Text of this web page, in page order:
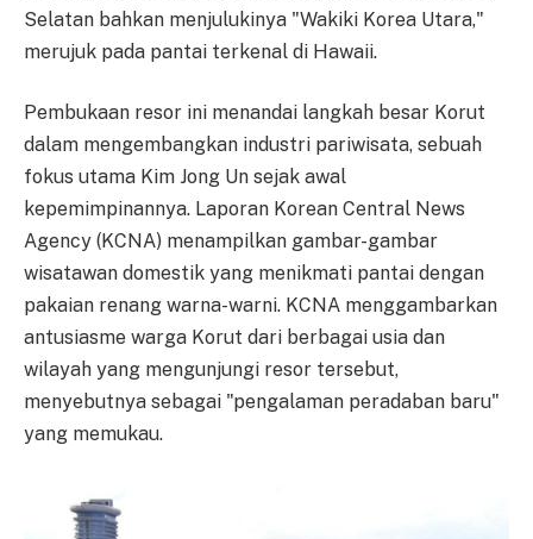
Selatan bahkan menjulukinya "Wakiki Korea Utara,"
merujuk pada pantai terkenal di Hawaii.
Pembukaan resor ini menandai langkah besar Korut
dalam mengembangkan industri pariwisata, sebuah
fokus utama Kim Jong Un sejak awal
kepemimpinannya. Laporan Korean Central News
Agency (KCNA) menampilkan gambar-gambar
wisatawan domestik yang menikmati pantai dengan
pakaian renang warna-warni. KCNA menggambarkan
antusiasme warga Korut dari berbagai usia dan
wilayah yang mengunjungi resor tersebut,
menyebutnya sebagai "pengalaman peradaban baru"
yang memukau.